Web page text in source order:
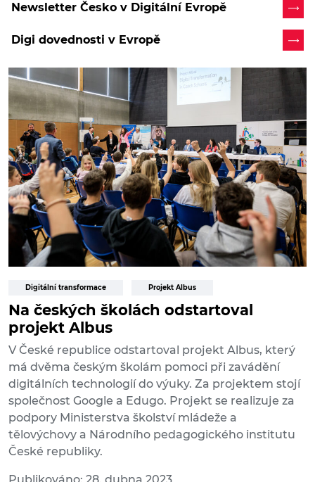
Newsletter Česko v Digitální Evropě
Digi dovednosti v Evropě
Digitální transformace Projekt Albus
Na českých školách odstartoval
projekt Albus
V České republice odstartoval projekt Albus, který
má dvěma českým školám pomoci při zavádění
digitálních technologií do výuky. Za projektem stojí
společnost Google a Edugo. Projekt se realizuje za
podpory Ministerstva školství mládeže a
tělovýchovy a Národního pedagogického institutu
České republiky.
Publikováno: 28. dubna 2023